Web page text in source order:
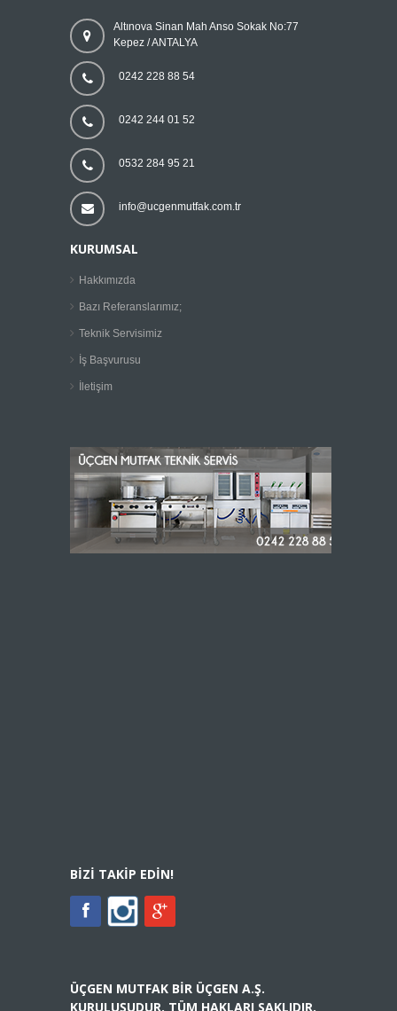
Altınova Sinan Mah Anso Sokak No:77
Kepez / ANTALYA
0242 228 88 54
0242 244 01 52
0532 284 95 21
info@ucgenmutfak.com.tr
KURUMSAL
Hakkımızda
Bazı Referanslarımız;
Teknik Servisimiz
İş Başvurusu
İletişim
BIZI TAKIP EDIN!
ÜÇGEN MUTFAK BIR ÜÇGEN A.Ş.
KURULUŞUDUR. TÜM HAKLARI SAKLIDIR.